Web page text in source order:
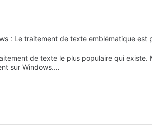
: Le traitement de texte emblématique est
de texte le plus populaire qui existe.
sur Windows.…